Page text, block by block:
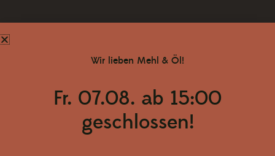
Zurück zum Shop
Wir lieben Mehl & Öl!
Fr. 07.08. ab 15:00
geschlossen!